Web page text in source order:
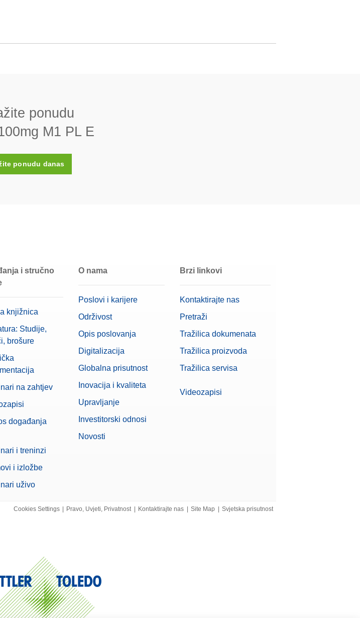
Plastično kućište (uključeno)
ponudu
M1 PL E
ponudu danas
i stručno
knjižnica
Studije,
brošure
na zahtjev
događanja
i treninzi
i izložbe
uživo
O nama
Poslovi i karijere
Održivost
Opis poslovanja
Digitalizacija
Globalna prisutnost
Inovacija i kvaliteta
Upravljanje
Investitorski odnosi
Novosti
Brzi linkovi
Kontaktirajte nas
Pretraži
Tražilica dokumenata
Tražilica proizvoda
Tražilica servisa
Videozapisi
Cookies Settings Pravo, Uvjeti, Privatnost Kontaktirajte nas Site Map Svjetska prisutnost